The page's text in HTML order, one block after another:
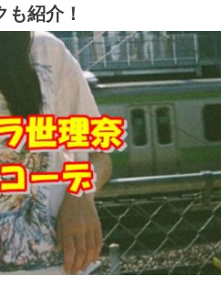
紹介！